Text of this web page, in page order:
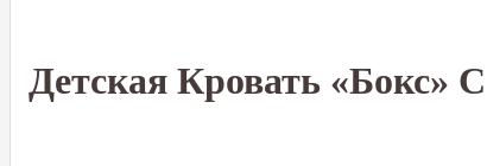
Детская Кровать «Бокс»